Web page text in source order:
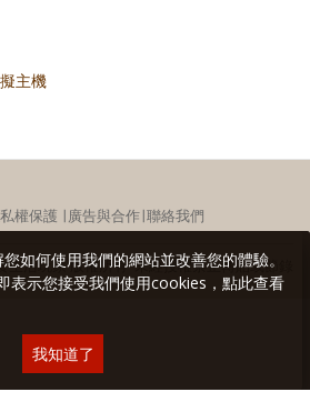
主機
權保護 ∣廣告與合作∣聯絡我們
生活玩家 版權所有 未經授權禁止轉貼或節錄
如何使用我們的網站並改善您的體驗。
表示您接受我們使用cookies，點此查看
我知道了